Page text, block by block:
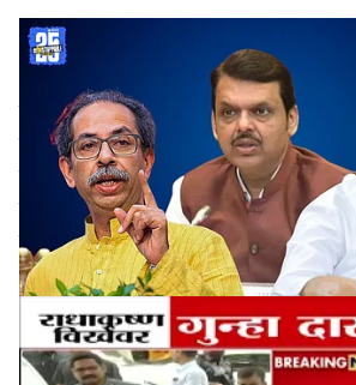
h
Uddhav Thackeray, Devendra Fadnavis, Radhakrishna
भाजप नेते आणि
राधाकृष्ण विखे पाटील यांच्या अडचणीत मोठी
विठ्ठलराव विखे पाटील सहकारी साखर
मंडळाने 2004 ते 2010 या कार्यकाळामध्ये
शेतकऱ्यांच्या नावे काढलेल्या बेसल डोस
उघडकीस आलं आहे.